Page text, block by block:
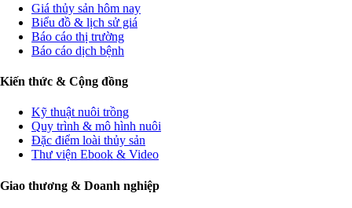
Giá thủy sản hôm nay
Biểu đồ & lịch sử giá
Báo cáo thị trường
Báo cáo dịch bệnh
Kiến thức & Cộng đồng
Kỹ thuật nuôi trồng
Quy trình & mô hình nuôi
Đặc điểm loài thủy sản
Thư viện Ebook & Video
Giao thương & Doanh nghiệp